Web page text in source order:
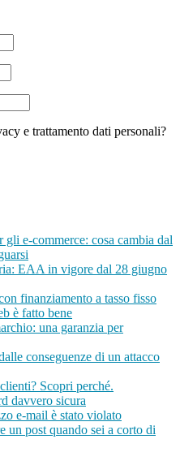
e trattamento dati personali?
gli e-commerce: cosa cambia dal
EAA in vigore dal 28 giugno
finanziamento a tasso fisso
è fatto bene
una garanzia per
conseguenze di un attacco
Scopri perché.
davvero sicura
e-mail è stato violato
un post quando sei a corto di